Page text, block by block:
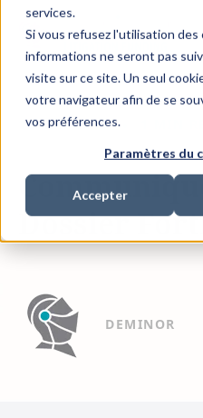
services.
Si vous refusez l'utilisation des
informations ne seront pas
visite sur ce site. Un seul
votre navigateur afin de se
vos préférences.
Paramètres du
Accepter
18 MAI 2011
Dossier
DEMINOR